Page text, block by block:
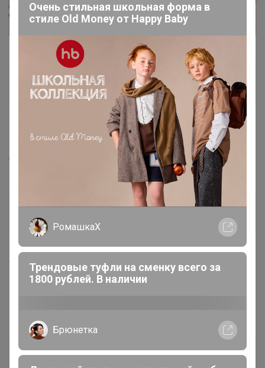
Катюшка803
Виртуоз СП
16 марта, 2019 21:47
Спасибо!
rada_bond
6 апреля, 2019 11:25
Натка
Бронзовый организатор
Очень стильная школьная форма в
стиле Old Money от Нappy Вaby
РомашкаХ
Трендовые туфли на сменку всего за
1800 рублей. В наличии
Брюнетка